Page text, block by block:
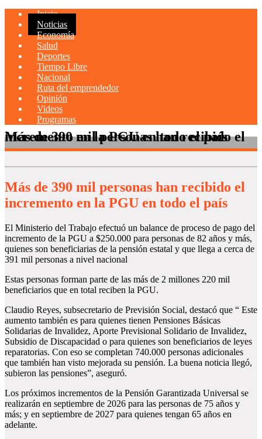
Inicio
Noticias
Economía
Salud
Deportes
Tiempo Libre
Nacional
Ruta del emprendedor
Opinión
Videos
Programas
Más de 390 mil personas han recibido el incremento en la PGU en todo el país
Más de 390 mil personas han recibido el
incremento en la PGU en todo el país
El Ministerio del Trabajo efectuó un balance de proceso de pago del
incremento de la PGU a $250.000 para personas de 82 años y más,
quienes son beneficiarias de la pensión estatal y que llega a cerca de
391 mil personas a nivel nacional
Estas personas forman parte de las más de 2 millones 220 mil
beneficiarios que en total reciben la PGU.
Claudio Reyes, subsecretario de Previsión Social, destacó que “ Este
aumento también es para quienes tienen Pensiones Básicas
Solidarias de Invalidez, Aporte Previsional Solidario de Invalidez,
Subsidio de Discapacidad o para quienes son beneficiarios de leyes
reparatorias. Con eso se completan 740.000 personas adicionales
que también han visto mejorada su pensión. La buena noticia llegó,
subieron las pensiones”, aseguró.
Los próximos incrementos de la Pensión Garantizada Universal se
realizarán en septiembre de 2026 para las personas de 75 años y
más; y en septiembre de 2027 para quienes tengan 65 años en
adelante.